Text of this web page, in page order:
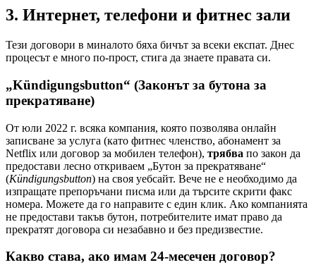
3. Интернет, телефони и фитнес зали
Тези договори в миналото бяха бичът за всеки експат. Днес
процесът е много по-прост, стига да знаете правата си.
„Kündigungsbutton“ (Законът за бутона за
прекратяване)
От юли 2022 г. всяка компания, която позволява онлайн
записване за услуга (като фитнес членство, абонамент за
Netflix или договор за мобилен телефон), трябва по закон да
предостави лесно откриваем „Бутон за прекратяване“
(Kündigungsbutton) на своя уебсайт. Вече не е необходимо да
изпращате препоръчани писма или да търсите скрити факс
номера. Можете да го направите с един клик. Ако компанията
не предостави такъв бутон, потребителите имат право да
прекратят договора си незабавно и без предизвестие.
Какво става, ако имам 24-месечен договор?